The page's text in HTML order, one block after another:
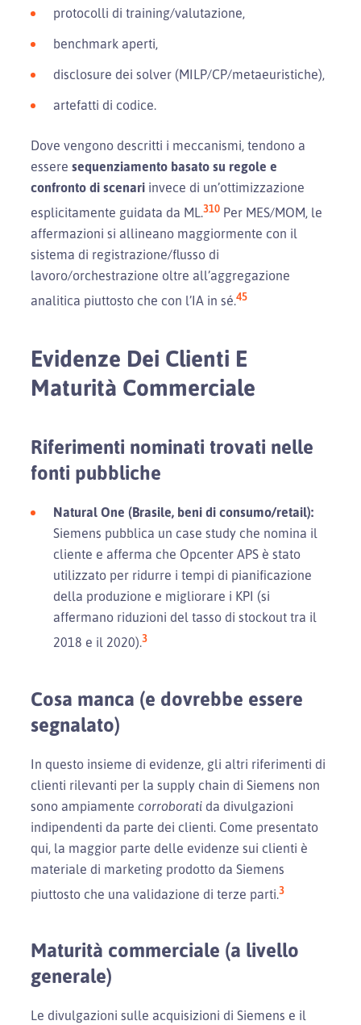
protocolli di training/valutazione,
benchmark aperti,
disclosure dei solver (MILP/CP/metaeuristiche),
artefatti di codice.
Dove vengono descritti i meccanismi, tendono a
essere sequenziamento basato su regole e
confronto di scenari invece di un’ottimizzazione
esplicitamente guidata da ML.310 Per MES/MOM, le
affermazioni si allineano maggiormente con il
sistema di registrazione/flusso di
lavoro/orchestrazione oltre all’aggregazione
analitica piuttosto che con l’IA in sé.45
Evidenze Dei Clienti E
Maturità Commerciale
Riferimenti nominati trovati nelle
fonti pubbliche
Natural One (Brasile, beni di consumo/retail):
Siemens pubblica un case study che nomina il
cliente e afferma che Opcenter APS è stato
utilizzato per ridurre i tempi di pianificazione
della produzione e migliorare i KPI (si
affermano riduzioni del tasso di stockout tra il
2018 e il 2020).3
Cosa manca (e dovrebbe essere
segnalato)
In questo insieme di evidenze, gli altri riferimenti di
clienti rilevanti per la supply chain di Siemens non
sono ampiamente corroborati da divulgazioni
indipendenti da parte dei clienti. Come presentato
qui, la maggior parte delle evidenze sui clienti è
materiale di marketing prodotto da Siemens
piuttosto che una validazione di terze parti.3
Maturità commerciale (a livello
generale)
Le divulgazioni sulle acquisizioni di Siemens e il